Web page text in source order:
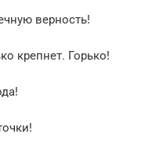
верность!
крепнет. Горько!